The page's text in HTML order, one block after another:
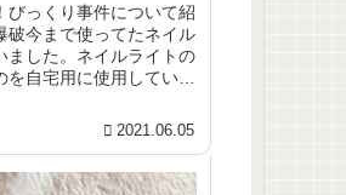
びっくり事件について紹
破今まで使ってたネイル
ました。ネイルライトの
自宅用に使用していた
2021.06.05